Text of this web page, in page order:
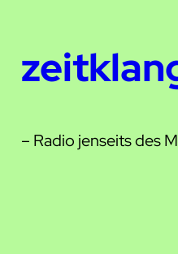
springen
– Radio jenseits des